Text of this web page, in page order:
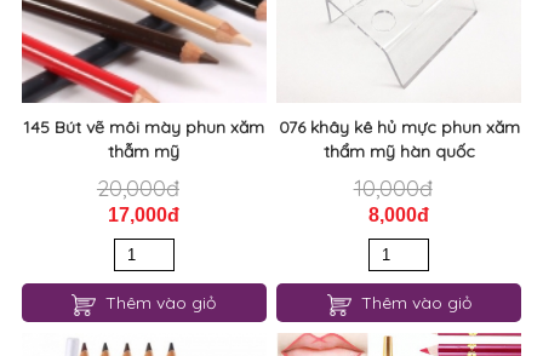
145 Bút vẽ môi mày phun xăm
thẫm mỹ
20,000đ
17,000đ
Thêm vào giỏ
076 khây kê hủ mực phun xăm
thẩm mỹ hàn quốc
10,000đ
8,000đ
Thêm vào giỏ